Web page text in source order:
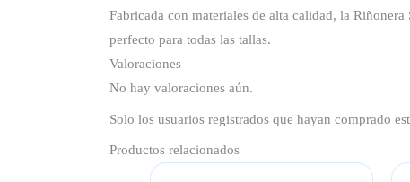
Fabricada con materiales de alta calidad, la
perfecto para todas las tallas.
Valoraciones
No hay valoraciones aún.
Solo los usuarios registrados que hayan comprado
Productos relacionados